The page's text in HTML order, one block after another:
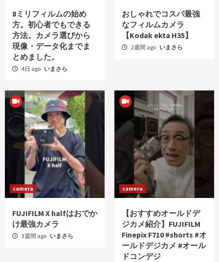
8ミリフィルムの始め
方。初心者でもできる
方法。カメラ選びから
現像・データ化までま
とめました。
4日 ago いまさら
おしゃれでコスパ最強
なフィルムカメラ
【Kodak ekta H35】
2週間 ago いまさら
camera
FUJIFILM X halfはおでか
け最強カメラ
3週間 ago いまさら
camera
【おすすめオールドデ
ジカメ紹介】FUJIFILM
Finepix F710 #shorts #オ
ールドデジカメ #オール
ドコンデジ